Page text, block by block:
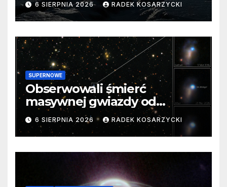
6 SIERPNIA 2026 RADEK KOSARZYCKI
SUPERNOWE
Obserwowali śmierć
masywnej gwiazdy od
samego początku. Niezwykle
cenne dane
6 SIERPNIA 2026 RADEK KOSARZYCKI